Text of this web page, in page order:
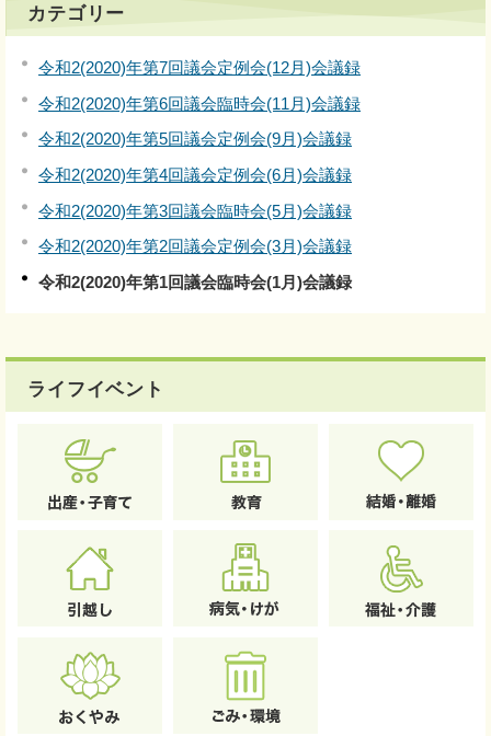
カテゴリー
令和2(2020)年第7回議会定例会(12月)会議録
令和2(2020)年第6回議会臨時会(11月)会議録
令和2(2020)年第5回議会定例会(9月)会議録
令和2(2020)年第4回議会定例会(6月)会議録
令和2(2020)年第3回議会臨時会(5月)会議録
令和2(2020)年第2回議会定例会(3月)会議録
令和2(2020)年第1回議会臨時会(1月)会議録
ライフイベント